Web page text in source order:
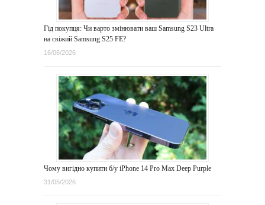
Гід покупця: Чи варто змінювати ваш Samsung S23 Ultra
на свіжий Samsung S25 FE?
16/06/2026
Чому вигідно купити б/у iPhone 14 Pro Max Deep Purple
31/05/2026